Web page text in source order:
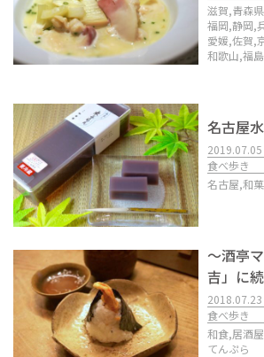
滋賀,青森
福岡,静岡,
愛媛,佐賀,
和歌山,福
名古屋
2019.07.05
食べ歩き
名古屋,和
〜酒亭
吉」に
2018.07.23
食べ歩き
和食,居酒
てんぷら